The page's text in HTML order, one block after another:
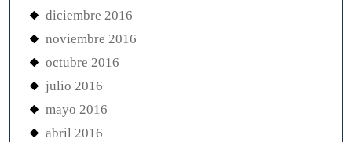
diciembre 2016
noviembre 2016
octubre 2016
julio 2016
mayo 2016
abril 2016